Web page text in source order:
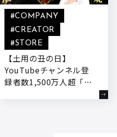
【土用の丑の日】
YouTubeチャンネル登
録者数1,500万人超「き
#COMPANY
#CREATOR
#STORE